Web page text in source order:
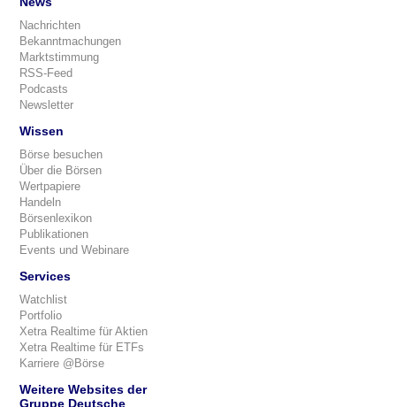
Nachrichten
Bekanntmachungen
Marktstimmung
RSS-Feed
Podcasts
Newsletter
Wissen
Börse besuchen
Über die Börsen
Wertpapiere
Handeln
Börsenlexikon
Publikationen
Events und Webinare
Services
Watchlist
Portfolio
Xetra Realtime für Aktien
Xetra Realtime für ETFs
Karriere @Börse
Weitere Websites der
Gruppe Deutsche